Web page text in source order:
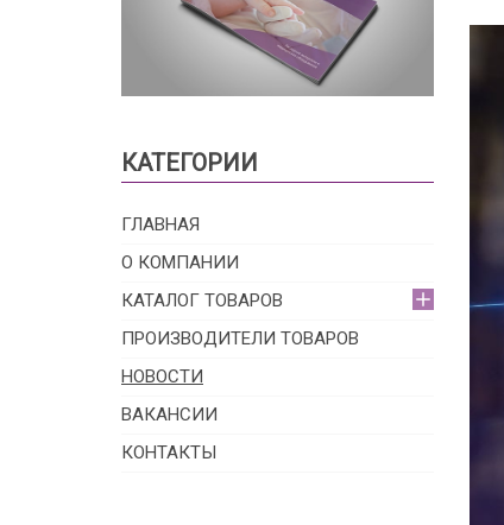
КАТЕГОРИИ
ГЛАВНАЯ
О КОМПАНИИ
КАТАЛОГ ТОВАРОВ
ПРОИЗВОДИТЕЛИ ТОВАРОВ
НОВОСТИ
ВАКАНСИИ
КОНТАКТЫ